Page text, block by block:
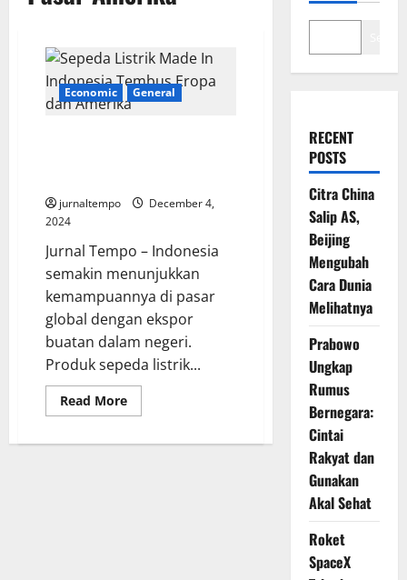
Economic General
jurnaltempo
December 4,
2024
Jurnal Tempo – Indonesia
semakin menunjukkan
kemampuannya di pasar
global dengan ekspor
buatan dalam negeri.
Produk sepeda listrik...
Read MoreRead
more
Listrik
RECENT
POSTS
Citra China
Salip AS,
Beijing
Mengubah
Cara Dunia
Melihatnya
Prabowo
Ungkap
Rumus
Bernegara:
Cintai
Rakyat dan
Gunakan
Akal Sehat
Roket
SpaceX